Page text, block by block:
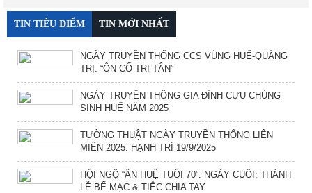
TIN TIÊU ĐIỂM TIN MỚI NHẤT
NGÀY TRUYỀN THỐNG CCS VÙNG HUẾ-QUẢNG
TRỊ. “ÔN CỐ TRI TÂN”
NGÀY TRUYỀN THỐNG GIA ĐÌNH CỰU CHỦNG
SINH HUẾ NĂM 2025
TƯỜNG THUẬT NGÀY TRUYỀN THỐNG LIÊN
MIỀN 2025. HẠNH TRÍ 19/9/2025
HỘI NGỘ “ÂN HUỆ TUỔI 70”. NGÀY CUỐI: THÁNH
LỄ BẾ MẠC & TIỆC CHIA TAY